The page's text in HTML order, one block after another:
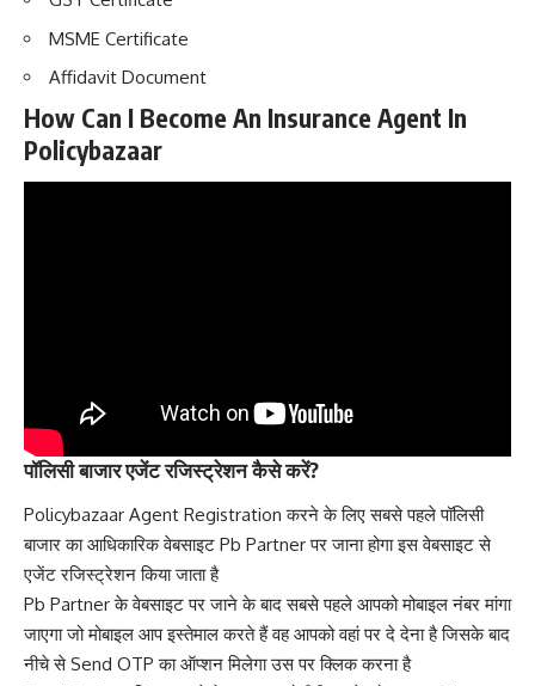
MSME Certificate
Affidavit Document
How Can I Become An Insurance Agent In
Policybazaar
पॉलिसी बाजार एजेंट रजिस्ट्रेशन कैसे करें?
Policybazaar Agent Registration करने के लिए सबसे पहले पॉलिसी
बाजार का आधिकारिक वेबसाइट Pb Partner पर जाना होगा इसवेबसाइट से
एजेंट रजिस्ट्रेशनकिया जाता है
Pb Partner के वेबसाइट पर जाने के बाद सबसे पहले आपको मोबाइल नंबर मांगा
जाएगा जो मोबाइल आप इस्तेमाल करते हैं वह आपको वहां पर दे देना है जिसके बाद
नीचे से Send OTP का ऑप्शन मिलेगा उस पर क्लिक करना है